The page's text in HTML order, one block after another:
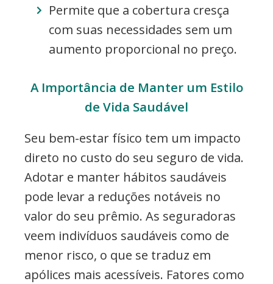
Permite que a cobertura cresça
com suas necessidades sem um
aumento proporcional no preço.
A Importância de Manter um Estilo
de Vida Saudável
Seu bem-estar físico tem um impacto
direto no custo do seu seguro de vida.
Adotar e manter hábitos saudáveis
pode levar a reduções notáveis no
valor do seu prêmio. As seguradoras
veem indivíduos saudáveis como de
menor risco, o que se traduz em
apólices mais acessíveis. Fatores como